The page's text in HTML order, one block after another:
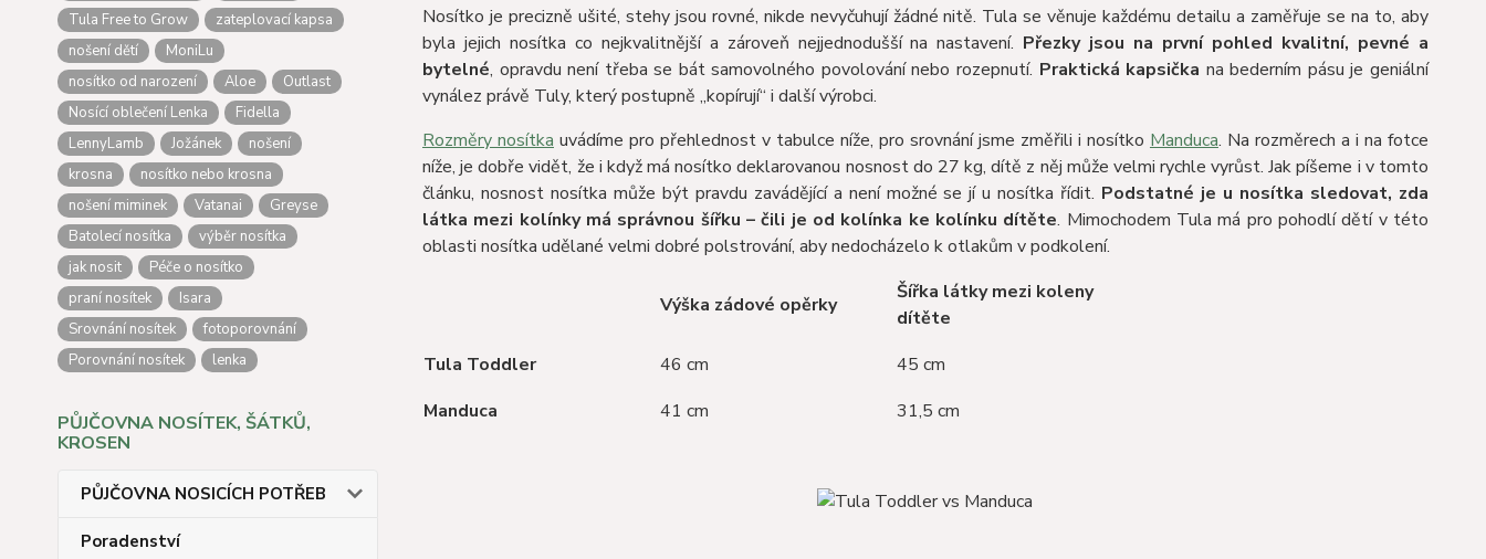
Tula Free to Grow
zateplovací kapsa
nošení dětí
MoniLu
nosítko od narození
Aloe
Outlast
Nosící oblečení Lenka
Fidella
LennyLamb
Jožánek
nošení
krosna
nosítko nebo krosna
nošení miminek
Vatanai
Greyse
Batolecí nosítka
výběr nosítka
jak nosit
Péče o nosítko
praní nosítek
Isara
Srovnání nosítek
fotoporovnání
Porovnání nosítek
lenka
PŮJČOVNA NOSÍTEK, ŠÁTKŮ,
KROSEN
PŮJČOVNA NOSICÍCH POTŘEB
Poradenství
Nosítko je precizně ušité, stehy jsou rovné, nikde nevyčuhují žádné nitě. Tula se věnuje každému detailu a zaměřuje se na to, aby
byla jejich nosítka co nejkvalitnější a zároveň nejjednodušší na nastavení. Přezky jsou na první pohled kvalitní, pevné a
bytelné, opravdu není třeba se bát samovolného povolování nebo rozepnutí. Praktická kapsička na bederním pásu je geniální
vynález právě Tuly, který postupně „kopírují“ i další výrobci.
Rozměry nosítka uvádíme pro přehlednost v tabulce níže, pro srovnání jsme změřili i nosítko Manduca. Na rozměrech a i na fotce
níže, je dobře vidět, že i když má nosítko deklarovanou nosnost do 27 kg, dítě z něj může velmi rychle vyrůst. Jak píšeme i v tomto
článku, nosnost nosítka může být pravdu zavádějící a není možné se jí u nosítka řídit. Podstatné je u nosítka sledovat, zda
látka mezi kolínky má správnou šířku – čili je od kolínka ke kolínku dítěte. Mimochodem Tula má pro pohodlí dětí v této
oblasti nosítka udělané velmi dobré polstrování, aby nedocházelo k otlakům v podkolení.
Výška zádové opěrky
Šířka látky mezi koleny
dítěte
Tula Toddler
46 cm
45 cm
Manduca
41 cm 31,5 cm